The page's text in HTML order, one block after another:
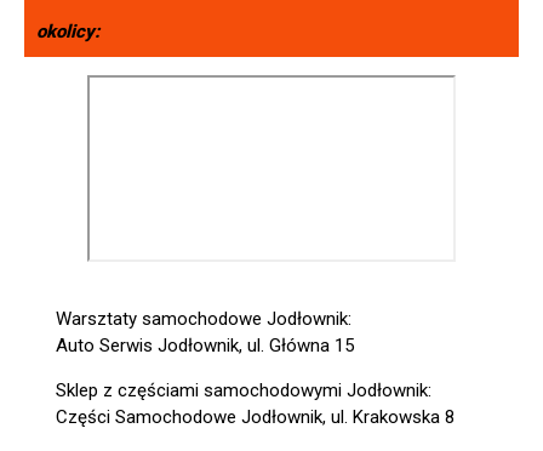
okolicy:
Warsztaty samochodowe Jodłownik:
Auto Serwis Jodłownik, ul. Główna 15
Sklep z częściami samochodowymi Jodłownik:
Części Samochodowe Jodłownik, ul. Krakowska 8